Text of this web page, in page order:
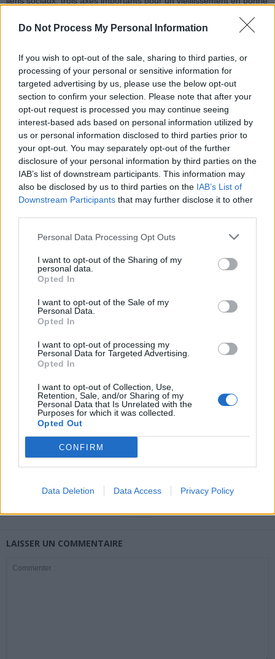
Do Not Process My Personal Information
If you wish to opt-out of the sale, sharing to third parties, or
processing of your personal or sensitive information for
targeted advertising by us, please use the below opt-out
section to confirm your selection. Please note that after your
opt-out request is processed you may continue seeing
interest-based ads based on personal information utilized by
us or personal information disclosed to third parties prior to
your opt-out. You may separately opt-out of the further
disclosure of your personal information by third parties on the
IAB’s list of downstream participants. This information may
also be disclosed by us to third parties on the IAB’s List of
Downstream Participants that may further disclose it to other
Personal Data Processing Opt Outs
I want to opt-out of the Sharing of my
personal data.
Opted In
I want to opt-out of the Sale of my
Personal Data.
Opted In
I want to opt-out of processing my
Personal Data for Targeted Advertising.
Opted In
I want to opt-out of Collection, Use,
Retention, Sale, and/or Sharing of my
Personal Data that Is Unrelated with the
Purposes for which it was collected.
Opted Out
CONFIRM
Data Deletion Data Access Privacy Policy
exceptionnel soit-il, ne permet pas d’établir une causalité définitive.
Néanmoins, l’étude de Maria Branyas Morera offre des pistes
intéressantes pour comprendre les secrets d’une longévité
Article précédent
rester en sécurité
Article suivant
danger pour votre santé
news
Nos partenaires
Piquée par une tique en
vacances elle lutte 42
Nos partenaires
Un Nouveau traitement
contre le cancer du
des patients
la vérité sur ces bruits
LAISSER UN COMMENTAIRE